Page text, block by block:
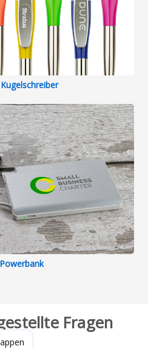
Fragen